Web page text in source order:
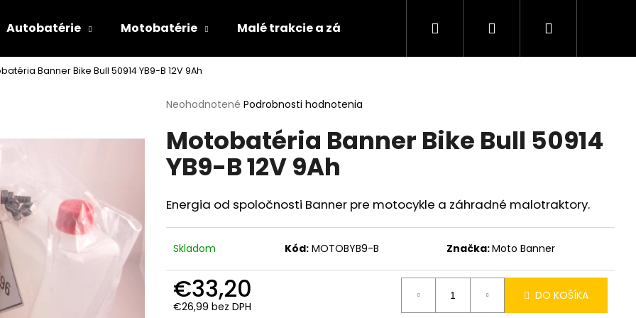
Autobatérie Motobatérie Malé trakcie a záložne akumulátory Nabíjačky,
Hľadať PrihlásenieNákupný
Banner Bike Bull 50914 YB9-B 12V 9Ah
Priemerné
produktu
je
0,0
z
hviezdičiek.
Neohodnotené Podrobnosti hodnotenia
Motobatéria Banner Bike Bull 50914
YB9-B 12V 9Ah
Energia od spoločnosti Banner pre motocykle a záhradné malotraktory.
Skladom Kód: MOTOBYB9-B Značka:Moto Banner
€33,20
€26,99 bez DPH
DO KOŠÍKA
Čo potrebujete nájsť?
HĽADAŤ
Odporúčame